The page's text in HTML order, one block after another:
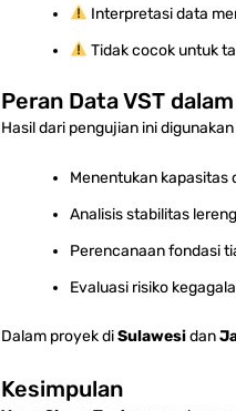
Interpretasi data
Tidak cocok untuk
Peran Data VST
Hasil dari pengujian ini
Menentukan kapasitas
Analisis stabilitas lereng
Perencanaan fondasi
Evaluasi risiko
Dalam proyek diSulawesidan
Kesimpulan